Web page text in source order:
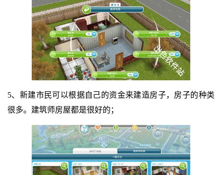
5、新建市民可以根据自己的资金来建造房子，房子的种类
很多。建筑师房屋都是很好的；